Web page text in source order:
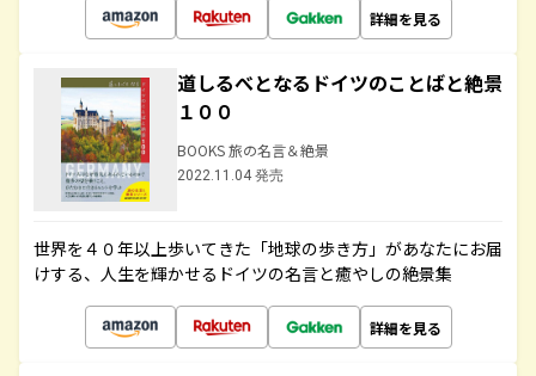
詳細を見る
道しるべとなるドイツのことばと絶景
１００
BOOKS 旅の名言＆絶景
2022.11.04 発売
世界を４０年以上歩いてきた「地球の歩き方」があなたにお届
けする、人生を輝かせるドイツの名言と癒やしの絶景集
詳細を見る